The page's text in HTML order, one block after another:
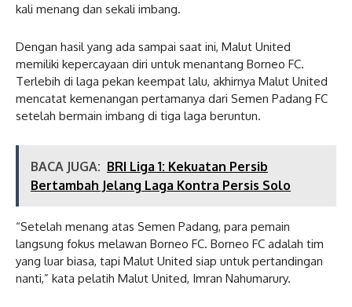
kali menang dan sekali imbang.
Dengan hasil yang ada sampai saat ini, Malut United
memiliki kepercayaan diri untuk menantang Borneo FC.
Terlebih di laga pekan keempat lalu, akhirnya Malut United
mencatat kemenangan pertamanya dari Semen Padang FC
setelah bermain imbang di tiga laga beruntun.
BACA JUGA: BRI Liga 1: Kekuatan Persib
Bertambah Jelang Laga Kontra Persis Solo
“Setelah menang atas Semen Padang, para pemain
langsung fokus melawan Borneo FC. Borneo FC adalah tim
yang luar biasa, tapi Malut United siap untuk pertandingan
nanti,” kata pelatih Malut United, Imran Nahumarury.